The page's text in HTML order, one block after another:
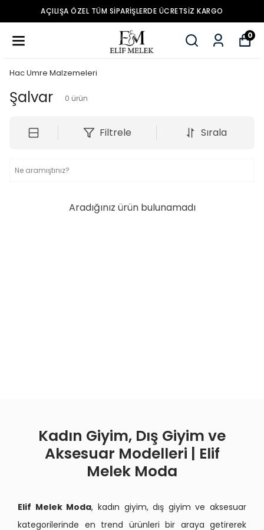
AÇILIŞA ÖZEL TÜM SIPARIŞLERDE ÜCRETSIZ KARGO
0
Hac Umre Malzemeleri
Şalvar 0 ürün
Filtrele Sırala
Aradığınız ürün bulunamadı
Kadın Giyim, Dış Giyim ve
Aksesuar Modelleri | Elif
Melek Moda
Elif Melek Moda, kadın giyim, dış giyim ve aksesuar
kategorilerinde en trend ürünleri bir araya getirerek